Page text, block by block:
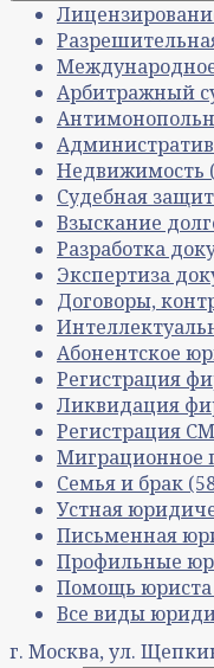
Арбитражный
Недвижимость
Судебная
Взыскание
Разработка
Экспертиза
Договоры,
Абонентское
Регистрация
Ликвидация
Регистрация
Миграционное
Семья и брак
Устная
Письменная
Профильные
Помощь юриста
Все виды
г. Москва, ул.